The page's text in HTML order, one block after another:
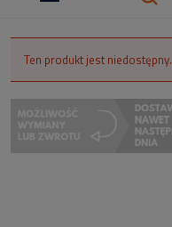
Ten produkt jest niedostępny.